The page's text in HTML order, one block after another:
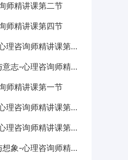
是考生规
师精讲课第二节
师精讲课第四节
心理学感觉与知觉-心理咨询师精讲课第三节
心理学情绪、情感与意志-心理咨询师精讲课第八节
师精讲课第一节
心理学能力与人格-心理咨询师精讲课第九节
心理学意识与注意-心理咨询师精讲课第六节
心理学思维、语言与想象-心理咨询师精讲课第五节